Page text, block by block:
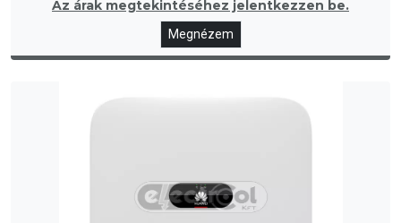
Az árak megtekintéséhez jelentkezzen be.
Megnézem